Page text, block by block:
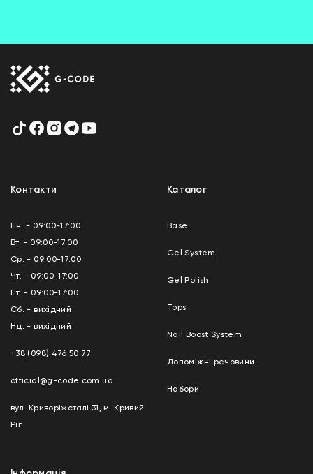
Контакти
Пн. - 09:00-17:00
Вт. - 09:00-17:00
Ср. - 09:00-17:00
Чт. - 09:00-17:00
Пт. - 09:00-17:00
Сб. - вихідний
Нд. - вихідний
+38 (098) 476 50 77
official@g-code.com.ua
вул. Криворіжсталі 31, м. Кривий
Ріг
Каталог
Base
Gel System
Gel Polish
Tops
Nail Boost System
Допоміжні речовини
Набори